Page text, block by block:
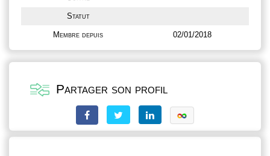
Statut
Membre depuis 02/01/2018
Partager son profil